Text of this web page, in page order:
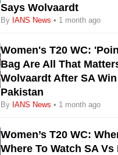
Says Wolvaardt
By IANS News • 1 month ago
Women's T20 WC:
Bag Are All That
Wolvaardt After SA
Pakistan
By IANS News • 1 month ago
Women’s T20 WC:
Where To Watch SA